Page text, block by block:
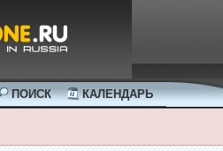
ПОИСК КАЛЕНДАРЬ